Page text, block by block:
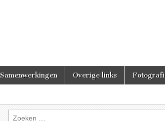
Samenwerkingen Overige links
Zoeken